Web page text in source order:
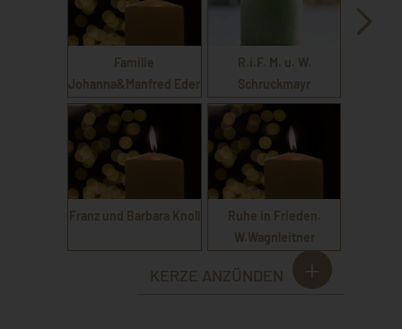
Familie
Johanna&Manfred Eder
R.i.F. M. u. W.
Schruckmayr
Franz und Barbara Knoll
Ruhe in Frieden.
W.Wagnleitner
KERZE ANZÜNDEN